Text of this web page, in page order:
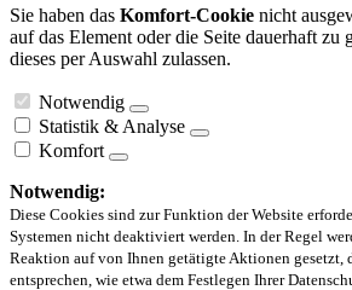
Sie haben das Komfort-Cookie nicht
auf das Element oder die Seite dauerhaft zu
dieses per Auswahl zulassen.
Notwendig
Statistik & Analyse
Komfort
Notwendig:
Diese Cookies sind zur Funktion der Website
Systemen nicht deaktiviert werden. In der Regel
Reaktion auf von Ihnen getätigte Aktionen gesetzt,
entsprechen, wie etwa dem Festlegen Ihrer